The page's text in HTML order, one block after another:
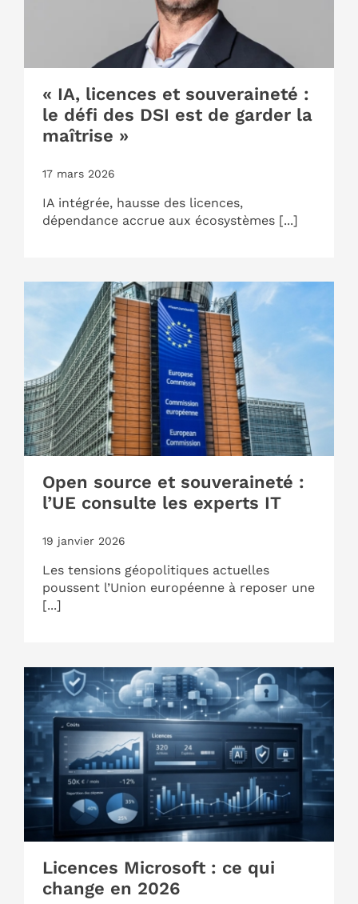
« IA, licences et souveraineté :
le défi des DSI est de garder la
maîtrise »
17 mars 2026
IA intégrée, hausse des licences,
dépendance accrue aux écosystèmes [...]
Open source et souveraineté :
l’UE consulte les experts IT
19 janvier 2026
Les tensions géopolitiques actuelles
poussent l’Union européenne à reposer une
[...]
Licences Microsoft : ce qui
change en 2026